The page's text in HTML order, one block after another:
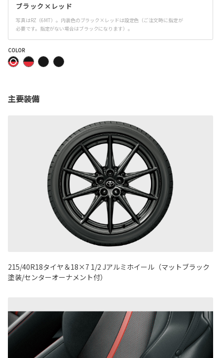
ブラック×レッド
写真はRZ（6MT）。内装色のブラック×レッドは設定色（ご注文時に指定が
必要です。指定がない場合はブラックになります）。
COLOR
主要装備
215/40R18タイヤ＆18×7 1/2 Jアルミホイール（マットブラック
塗装/センターオーナメント付）